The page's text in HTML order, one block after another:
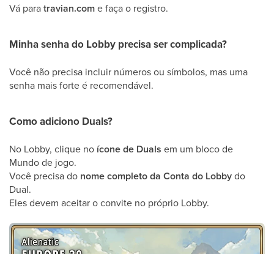
Vá paratravian.come faça o registro.
Minha senha do Lobby precisa ser complicada?
Você não precisa incluir números ou símbolos, mas uma
senha mais forte é recomendável.
Como adiciono Duals?
No Lobby, clique no ícone de Duals em um bloco de
Mundo de jogo.
Você precisa do nome completo da Conta do Lobbydo
Dual.
Eles devem aceitar o convite no próprio Lobby.